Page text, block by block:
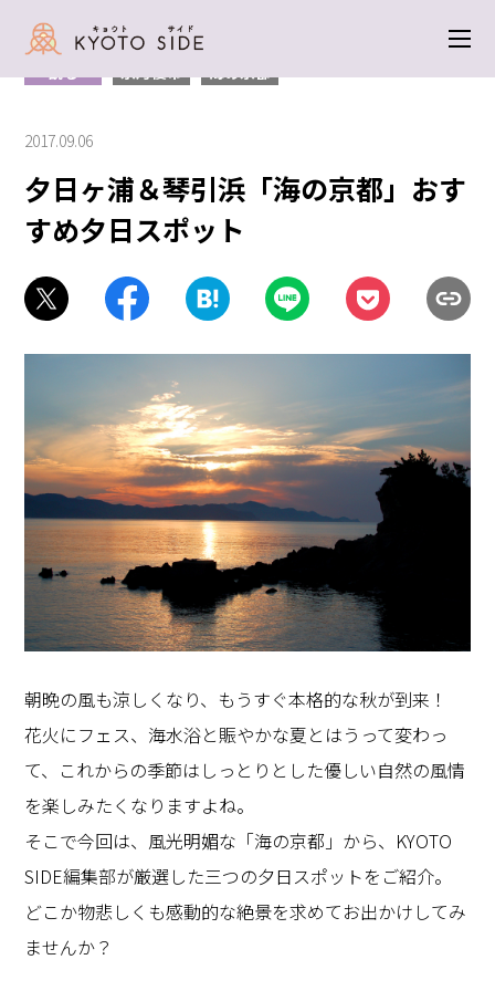
観る 京丹後市 海の京都
2017.09.06
夕日ヶ浦＆琴引浜「海の京都」おす
すめ夕日スポット
朝晩の風も涼しくなり、もうすぐ本格的な秋が到来！
花火にフェス、海水浴と賑やかな夏とはうって変わっ
て、これからの季節はしっとりとした優しい自然の風情
を楽しみたくなりますよね。
そこで今回は、風光明媚な「海の京都」から、KYOTO
SIDE編集部が厳選した三つの夕日スポットをご紹介。
どこか物悲しくも感動的な絶景を求めてお出かけしてみ
ませんか？